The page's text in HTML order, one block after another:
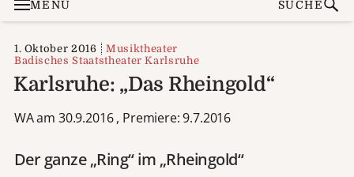
MENÜ SUCHE
1. Oktober 2016
Musiktheater
Badisches Staatstheater Karlsruhe
Karlsruhe: „Das Rheingold“
WA am 30.9.2016 , Premiere: 9.7.2016
Der ganze „Ring“ im „Rheingold“